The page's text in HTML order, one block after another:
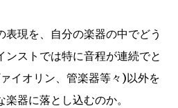
表現を、自分の楽器の中でどう
ンストでは特に音程が連続でと
イオリン、管楽器等々)以外を
器に落とし込むのか。